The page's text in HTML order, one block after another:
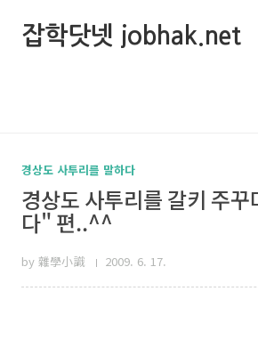
잡학닷넷 jobhak.net
경상도 사투리를 말하다
경상도 사투리를 갈키 주
다" 편..^^
by 雜學小識 2009. 6. 17.